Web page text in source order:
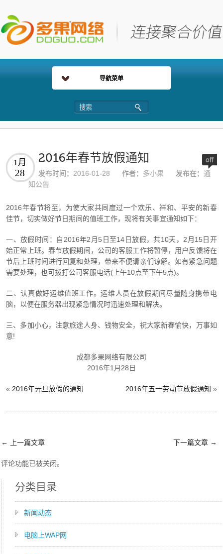
导航菜单
2016年春节放假通知
1月
28 发布时间： 2016-01-28 作者： 多小果 发布在：通
知公告
off
2016年春节将至，为使大家共同度过一个欢乐、祥和、平安的新春
佳节，切实做好节日期间的值班工作，现将有关事宜通知如下：
一、放假时间：自2016年2月5日至14日放假，共10天，2月15日开
始正常上班。春节放假期间，公司的客服工作将暂停，用户反馈将在
节后上班时间进行回复和处理，带来不便请亲们谅解。如有紧急问题
需要处理，也可拨打公司客服电话(上午10点至下午5点)。
二、认真做好运维值班工作。运维人员在放假期间尽量随身携带电
脑，以便在服务器出现紧急情况时迅速处理和解决。
三、多加小心，注意旅途人身、钱物安全，祝大家新春愉快，万事如
意!
成都多果网络有限公司
2016年1月28日
« 2016年元旦放假的通知 2016年五一劳动节放假通知 »
← 上一篇文章 下一篇文章 →
评论功能已被关闭。
分类目录
新闻动态
电脑上WAP网